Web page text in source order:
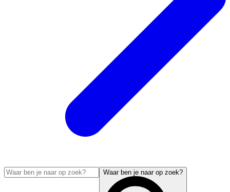
Waar ben je naar op zoek?